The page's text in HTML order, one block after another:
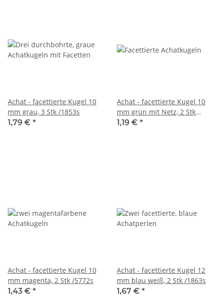
Achat - facettierte Kugel 10
mm grau, 3 Stk /1853s
1,79 € *
Achat - facettierte Kugel 10
mm grün mit Netz, 2 Stk
/4864s
1,19 € *
Achat - facettierte Kugel 10
mm magenta, 2 Stk /5772s
1,43 € *
Achat - facettierte Kugel 12
mm blau weiß, 2 Stk /1863s
1,67 € *